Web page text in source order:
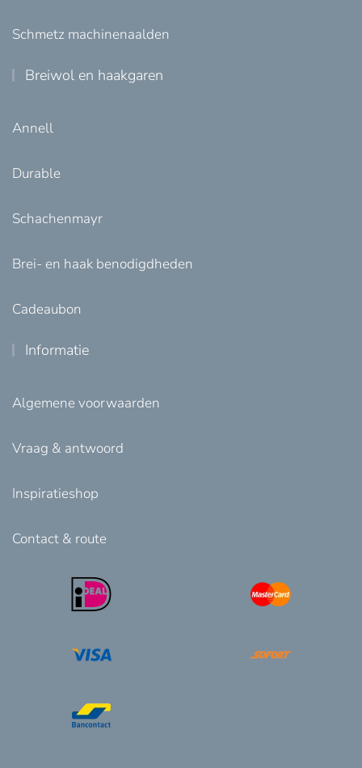
Schmetz machinenaalden
Breiwol en haakgaren
Annell
Durable
Schachenmayr
Brei- en haak benodigdheden
Cadeaubon
Informatie
Algemene voorwaarden
Vraag & antwoord
Inspiratieshop
Contact & route